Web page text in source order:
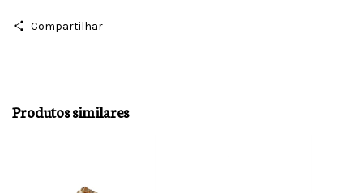
Compartilhar
Produtos similares